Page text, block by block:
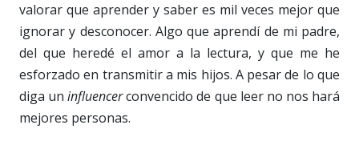
valorar que aprender y saber es mil veces mejor que
ignorar y desconocer. Algo que aprendí de mi padre,
del que heredé el amor a la lectura, y que me he
esforzado en transmitir a mis hijos. A pesar de lo que
diga uninfluencerconvencido de que leer no nos hará
mejores personas.